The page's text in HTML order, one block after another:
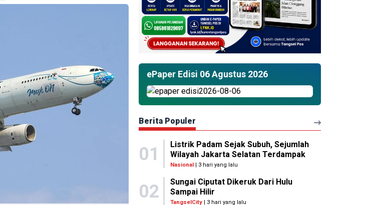
ePaper Edisi 06 Agustus 2026
Berita Populer
01
Listrik Padam Sejak Subuh, Sejumlah
Wilayah Jakarta Selatan Terdampak
Nasional | 3 hari yang lalu
02
Sungai Ciputat Dikeruk Dari Hulu
Sampai Hilir
TangselCity| 3 hari yang lalu